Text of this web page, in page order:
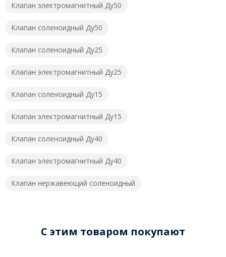
Клапан электромагнитный Ду50
Клапан соленоидный Ду50
Клапан соленоидный Ду25
Клапан электромагнитный Ду25
Клапан соленоидный Ду15
Клапан электромагнитный Ду15
Клапан соленоидный Ду40
Клапан электромагнитный Ду40
Клапан нержавеющий соленоидный
C этим товаром покупают